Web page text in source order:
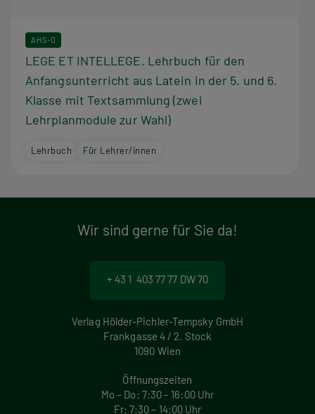
AHS-O
LEGE ET INTELLEGE. Lehrbuch für den
Anfangsunterricht aus Latein in der 5. und 6.
Klasse mit Textsammlung (zwei
Lehrplanmodule zur Wahl)
Lehrbuch Für Lehrer/innen
Wir sind gerne für Sie da!
+ 43 1 403 77 77 DW 70
Verlag Hölder-Pichler-Tempsky GmbH
Frankgasse 4 / 2. Stock
1090 Wien
Öffnungszeiten
Mo – Do: 7:30 – 16:00 Uhr
Fr: 7:30 – 14:00 Uhr